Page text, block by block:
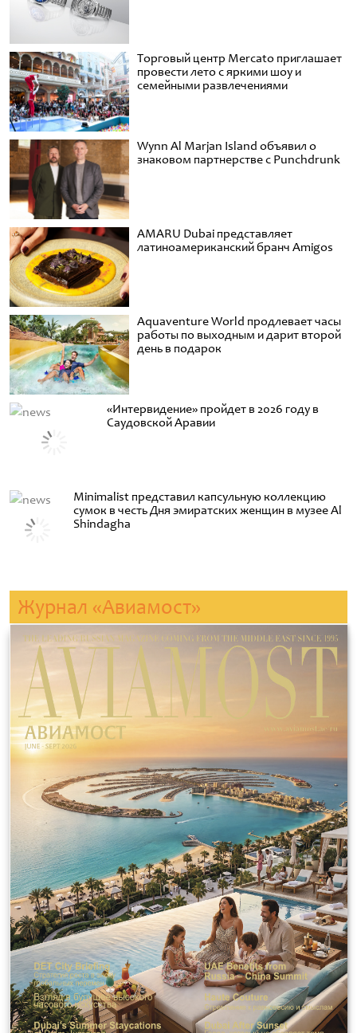
Торговый центр Mercato приглашает
провести лето с яркими шоу и
семейными развлечениями
Wynn Al Marjan Island объявил о
знаковом партнерстве с Punchdrunk
AMARU Dubai представляет
латиноамериканский бранч Amigos
Aquaventure World продлевает часы
работы по выходным и дарит второй
день в подарок
«Интервидение» пройдет в 2026 году в
Саудовской Аравии
Minimalist представил капсульную коллекцию
сумок в честь Дня эмиратских женщин в музее Al
Shindagha
Журнал «Авиамост»